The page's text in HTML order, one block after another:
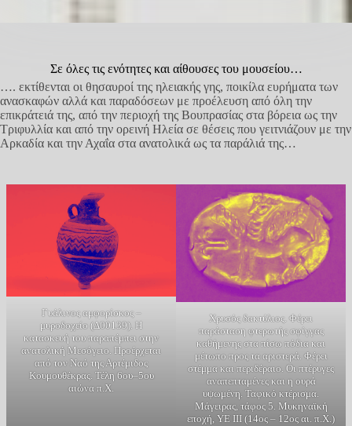
Σε όλες τις ενότητες και αίθουσες του μουσείου…
…. εκτίθενται οι θησαυροί της ηλειακής γης, ποικίλα ευρήματα των
ανασκαφών αλλά και παραδόσεων με προέλευση από όλη την
επικράτειά της, από την περιοχή της Βουπρασίας στα βόρεια ως την
Τριφυλλία και από την ορεινή Ηλεία σε θέσεις που γειτνιάζουν με την
Αρκαδία και την Αχαΐα στα ανατολικά ως τα παράλιά της…
Γυάλινος αμφορίσκος –
μυροδοχείο (Δ00139). Η
κατασκευή του παραπέμπει στην
ανατολική Μεσόγειο. Προέρχεται
από τον Ναό της Αρτέμιδος
Κουμουθέκρας. Τέλη 6ου–5ου
αιώνα π.Χ.
Χρυσός δακτύλιος. Φέρει
παράσταση φτερωτής σφίγγας
καθήμενης στα πίσω πόδια και
μέτωπο προς τα αριστερά. Φέρει
στέμμα και περιδέραιο. Οι πτέρυγες
αναπεπταμένες και η ουρά
υψωμένη. Ταφικό κτέρισμα.
Μάγειρας, τάφος 5. Μυκηναϊκή
εποχή, ΥΕ ΙΙΙ (14ος – 12ος αι. π.Χ.)